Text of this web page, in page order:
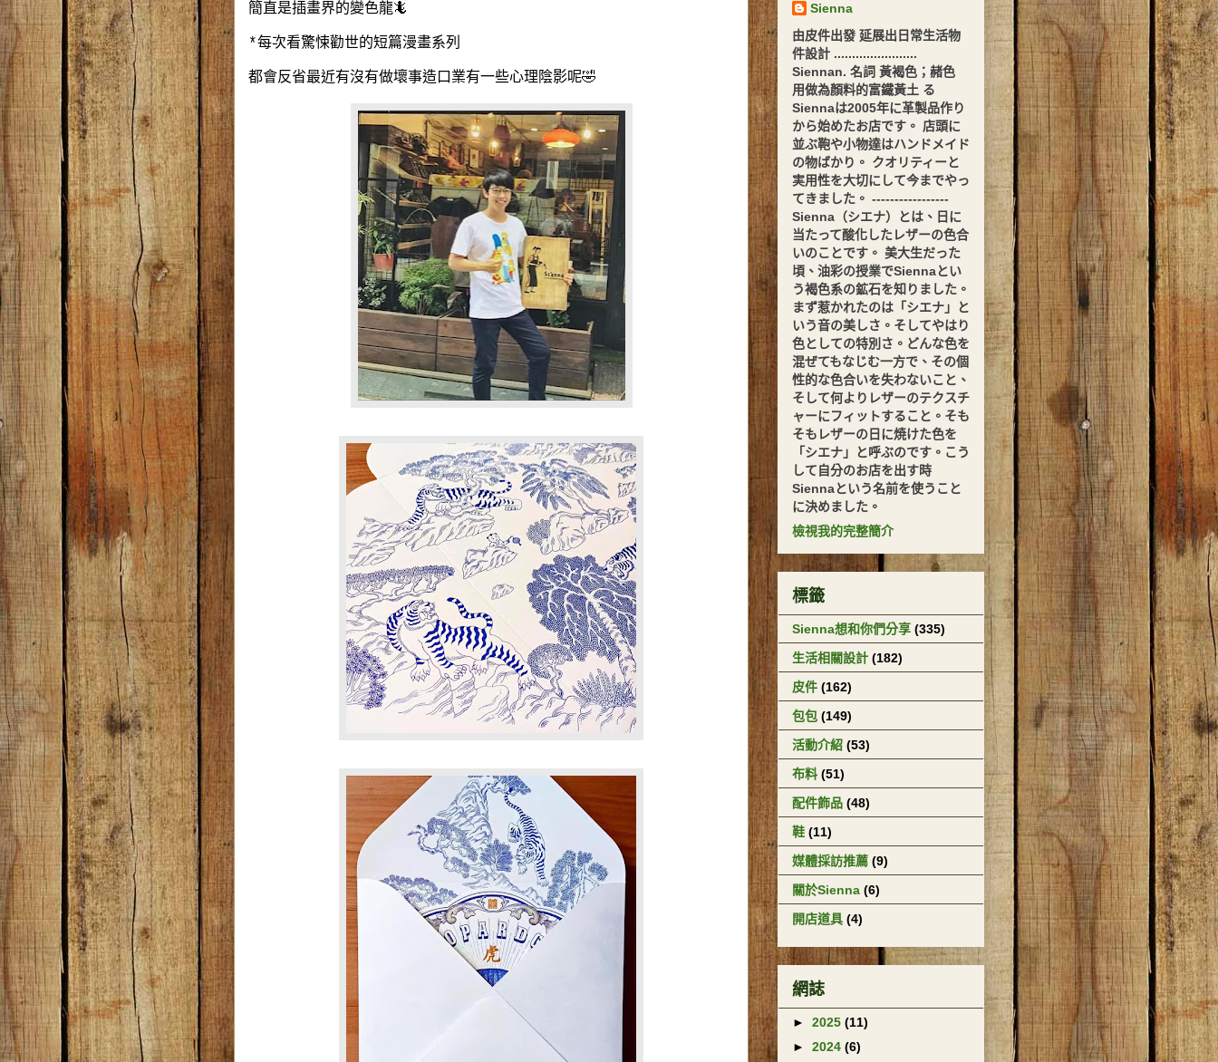
簡直是插畫界的變色龍🦎
*每次看驚悚勸世的短篇漫畫系列
都會反省最近有沒有做壞事造口業有一些心理陰影呢🤣
Sienna
由皮件出發 延展出日常生活物
件設計 .......................
Siennan. 名詞 黃褐色；赭色
用做為顏料的富鐵黃土 る
Siennaは2005年に革製品作り
から始めたお店です。 店頭に
並ぶ鞄や小物達はハンドメイド
の物ばかり。 クオリティーと
実用性を大切にして今までやっ
てきました。 -----------------
Sienna（シエナ）とは、日に
当たって酸化したレザーの色合
いのことです。 美大生だった
頃、油彩の授業でSiennaとい
う褐色系の鉱石を知りました。
まず惹かれたのは「シエナ」と
いう音の美しさ。そしてやはり
色としての特別さ。どんな色を
混ぜてもなじむ一方で、その個
性的な色合いを失わないこと、
そして何よりレザーのテクスチ
ャーにフィットすること。そも
そもレザーの日に焼けた色を
「シエナ」と呼ぶのです。こう
して自分のお店を出す時
Siennaという名前を使うこと
に決めました。
檢視我的完整簡介
標籤
Sienna想和你們分享 (335)
生活相關設計 (182)
皮件 (162)
包包 (149)
活動介紹 (53)
布料 (51)
配件飾品 (48)
鞋 (11)
媒體採訪推薦 (9)
關於Sienna (6)
開店道具 (4)
網誌
► 2025 (11)
► 2024 (6)